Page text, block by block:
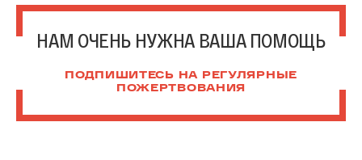
НАМ ОЧЕНЬ НУЖНА ВАША ПОМОЩЬ
ПОДПИШИТЕСЬ НА РЕГУЛЯРНЫЕ
ПОЖЕРТВОВАНИЯ